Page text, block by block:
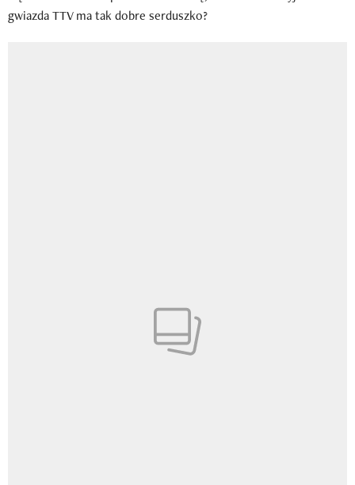
gwiazda TTV ma tak dobre serduszko?